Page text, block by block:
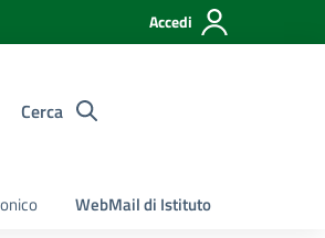
Accedi
Cerca
WebMail di Istituto